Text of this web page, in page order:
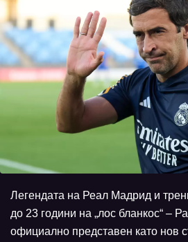
Легендата на Реал Мадрид и
до 23 години на „лос бланкос“ –
официално представен като нов